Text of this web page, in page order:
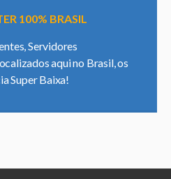
100% BRASIL
Servidores
aqui no Brasil, os
Super Baixa!